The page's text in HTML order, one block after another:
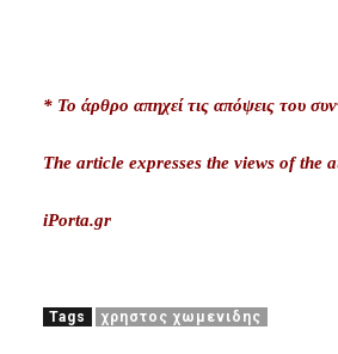
* Το άρθρο απηχεί τις απόψεις του
The article expresses the views of the
iPorta.gr
Tags χρηστος χωμενιδης